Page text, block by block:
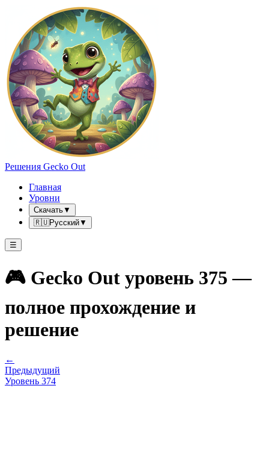
Решения Gecko Out
Главная
Уровни
Скачать▼
🇷🇺Русский▼
☰
🎮 Gecko Out уровень 375 —
полное прохождение и
решение
←
Предыдущий
Уровень 374